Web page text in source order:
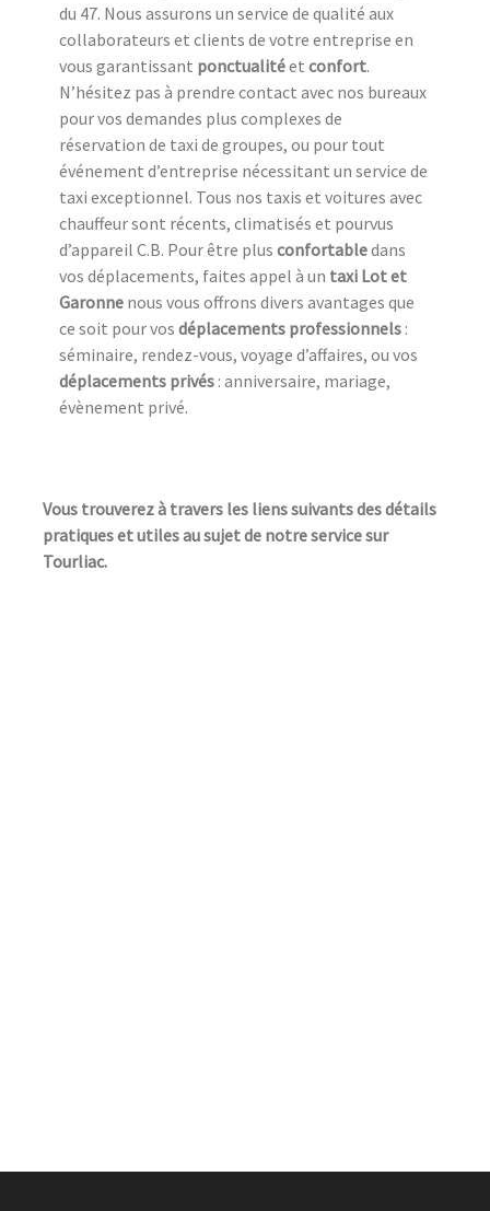
du 47. Nous assurons un service de qualité aux
collaborateurs et clients de votre entreprise en
vous garantissant ponctualitéet confort.
N’hésitez pas à prendre contact avec nos bureaux
pour vos demandes plus complexes de
réservation de taxi de groupes, ou pour tout
événement d’entreprise nécessitant un service de
taxi exceptionnel. Tous nos taxis et voitures avec
chauffeur sont récents, climatisés et pourvus
d’appareil C.B. Pour être plus confortabledans
vos déplacements, faites appel à un taxi Lot et
Garonne nous vous offrons divers avantages que
ce soit pour vos déplacements professionnels :
séminaire, rendez-vous, voyage d’affaires, ou vos
déplacements privés : anniversaire, mariage,
évènement privé.
Vous trouverez à travers les liens suivants des détails
pratiques et utiles au sujet de notre service sur
Tourliac.